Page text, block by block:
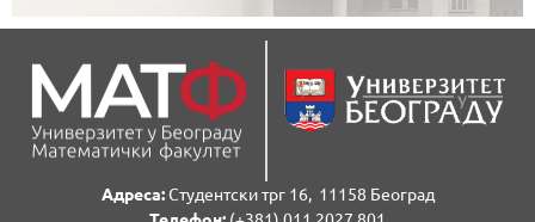
Адреса:Студентски трг 16, 11158 Београд